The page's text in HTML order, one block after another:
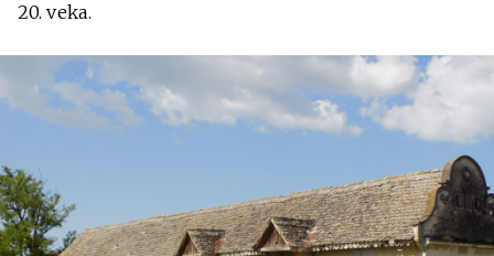
20. veka.